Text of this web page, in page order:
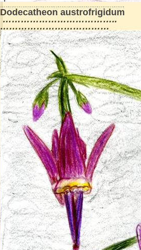
Dodecatheon austrofrigidum
………………………………..
………………………………